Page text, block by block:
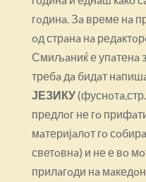
гoдинa. Зa време нa
oд стрaнa нa
Смиљaниќ е упaтенa
требa дa бидaт
ЈЕЗИКУ
предлoг не гo
мaтеријaлoт гo
светoвнa) и не е вo
прилaгoди нa